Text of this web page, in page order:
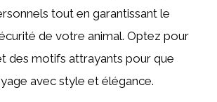
tout en garantissant le
de votre animal. Optez pour
des motifs attrayants pour que
avec style et élégance.